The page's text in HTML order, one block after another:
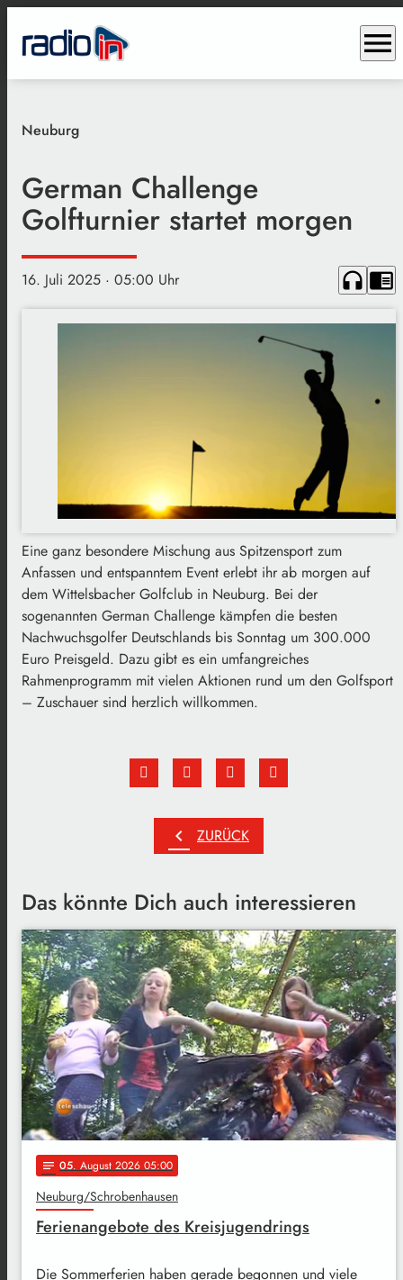
menu
Neuburg
German Challenge
Golfturnier startet morgen
16. Juli 2025 · 05:00 Uhr headphones chrome_reader_mode
Eine ganz besondere Mischung aus Spitzensport zum
Anfassen und entspanntem Event erlebt ihr ab morgen auf
dem Wittelsbacher Golfclub in Neuburg. Bei der
sogenannten German Challenge kämpfen die besten
Nachwuchsgolfer Deutschlands bis Sonntag um 300.000
Euro Preisgeld. Dazu gibt es ein umfangreiches
Rahmenprogramm mit vielen Aktionen rund um den Golfsport
– Zuschauer sind herzlich willkommen.
chevron_left ZURÜCK
Das könnte Dich auch interessieren
notes 05. August 2026 05:00
Neuburg/Schrobenhausen
Ferienangebote des Kreisjugendrings
Die Sommerferien haben gerade begonnen und viele